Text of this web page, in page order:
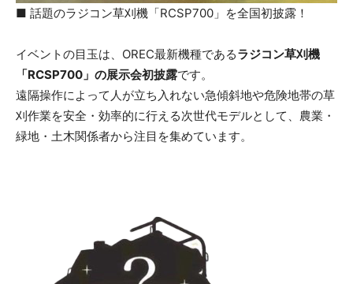
■ 話題のラジコン草刈機「RCSP700」を全国初披露！
イベントの目玉は、OREC最新機種であるラジコン草刈機
「RCSP700」の展示会初披露です。
遠隔操作によって人が立ち入れない急傾斜地や危険地帯の草
刈作業を安全・効率的に行える次世代モデルとして、農業・
緑地・土木関係者から注目を集めています。